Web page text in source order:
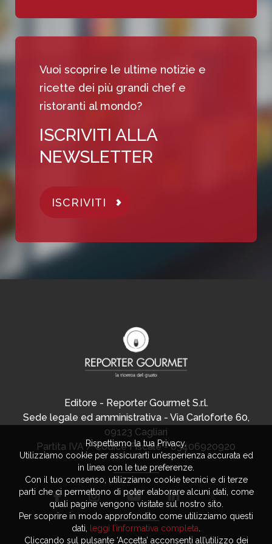
Vuoi scoprire le ultime notizie e
ricette dei più grandi chef e
ristoranti al mondo?
ISCRIVITI ALLA
NEWSLETTER
ISCRIVITI
Editore - Reporter Gourmet S.r.l.
Sede legale ed amministrativa - Via Carloforte 60,
09123 Cagliari
Partita IVA / Codice Fiscale - 03406920920
Rispettiamo la tua Privacy.
Utilizziamo cookie per assicurarti un’esperienza accurata ed
in linea con le tue preferenze.
Con il tuo consenso, utilizziamo cookie tecnici e di terze
parti che ci permettono di poter elaborare alcuni dati, come
quali pagine vengono visitate sul nostro sito.
Per scoprire in modo approfondito come utilizziamo questi
dati,
leggi l’informativa completa
Cliccando sul pulsante ‘Accetta’ acconsenti all’utilizzo dei